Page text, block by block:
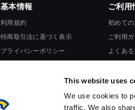
This website uses
We use cookies to
traffic. We also
基本情報
利用規約
特商取引法に基づく表示
プライバシーポリシー
ご利用
初めて
ご利用
よくあ